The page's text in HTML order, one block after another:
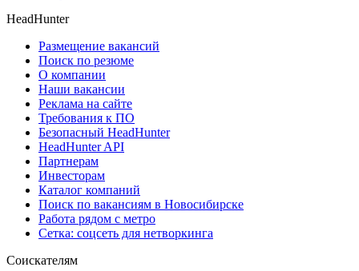
HeadHunter
Размещение вакансий
Поиск по резюме
О компании
Наши вакансии
Реклама на сайте
Требования к ПО
Безопасный HeadHunter
HeadHunter API
Партнерам
Инвесторам
Каталог компаний
Поиск по вакансиям в Новосибирске
Работа рядом с метро
Сетка: соцсеть для нетворкинга
Соискателям